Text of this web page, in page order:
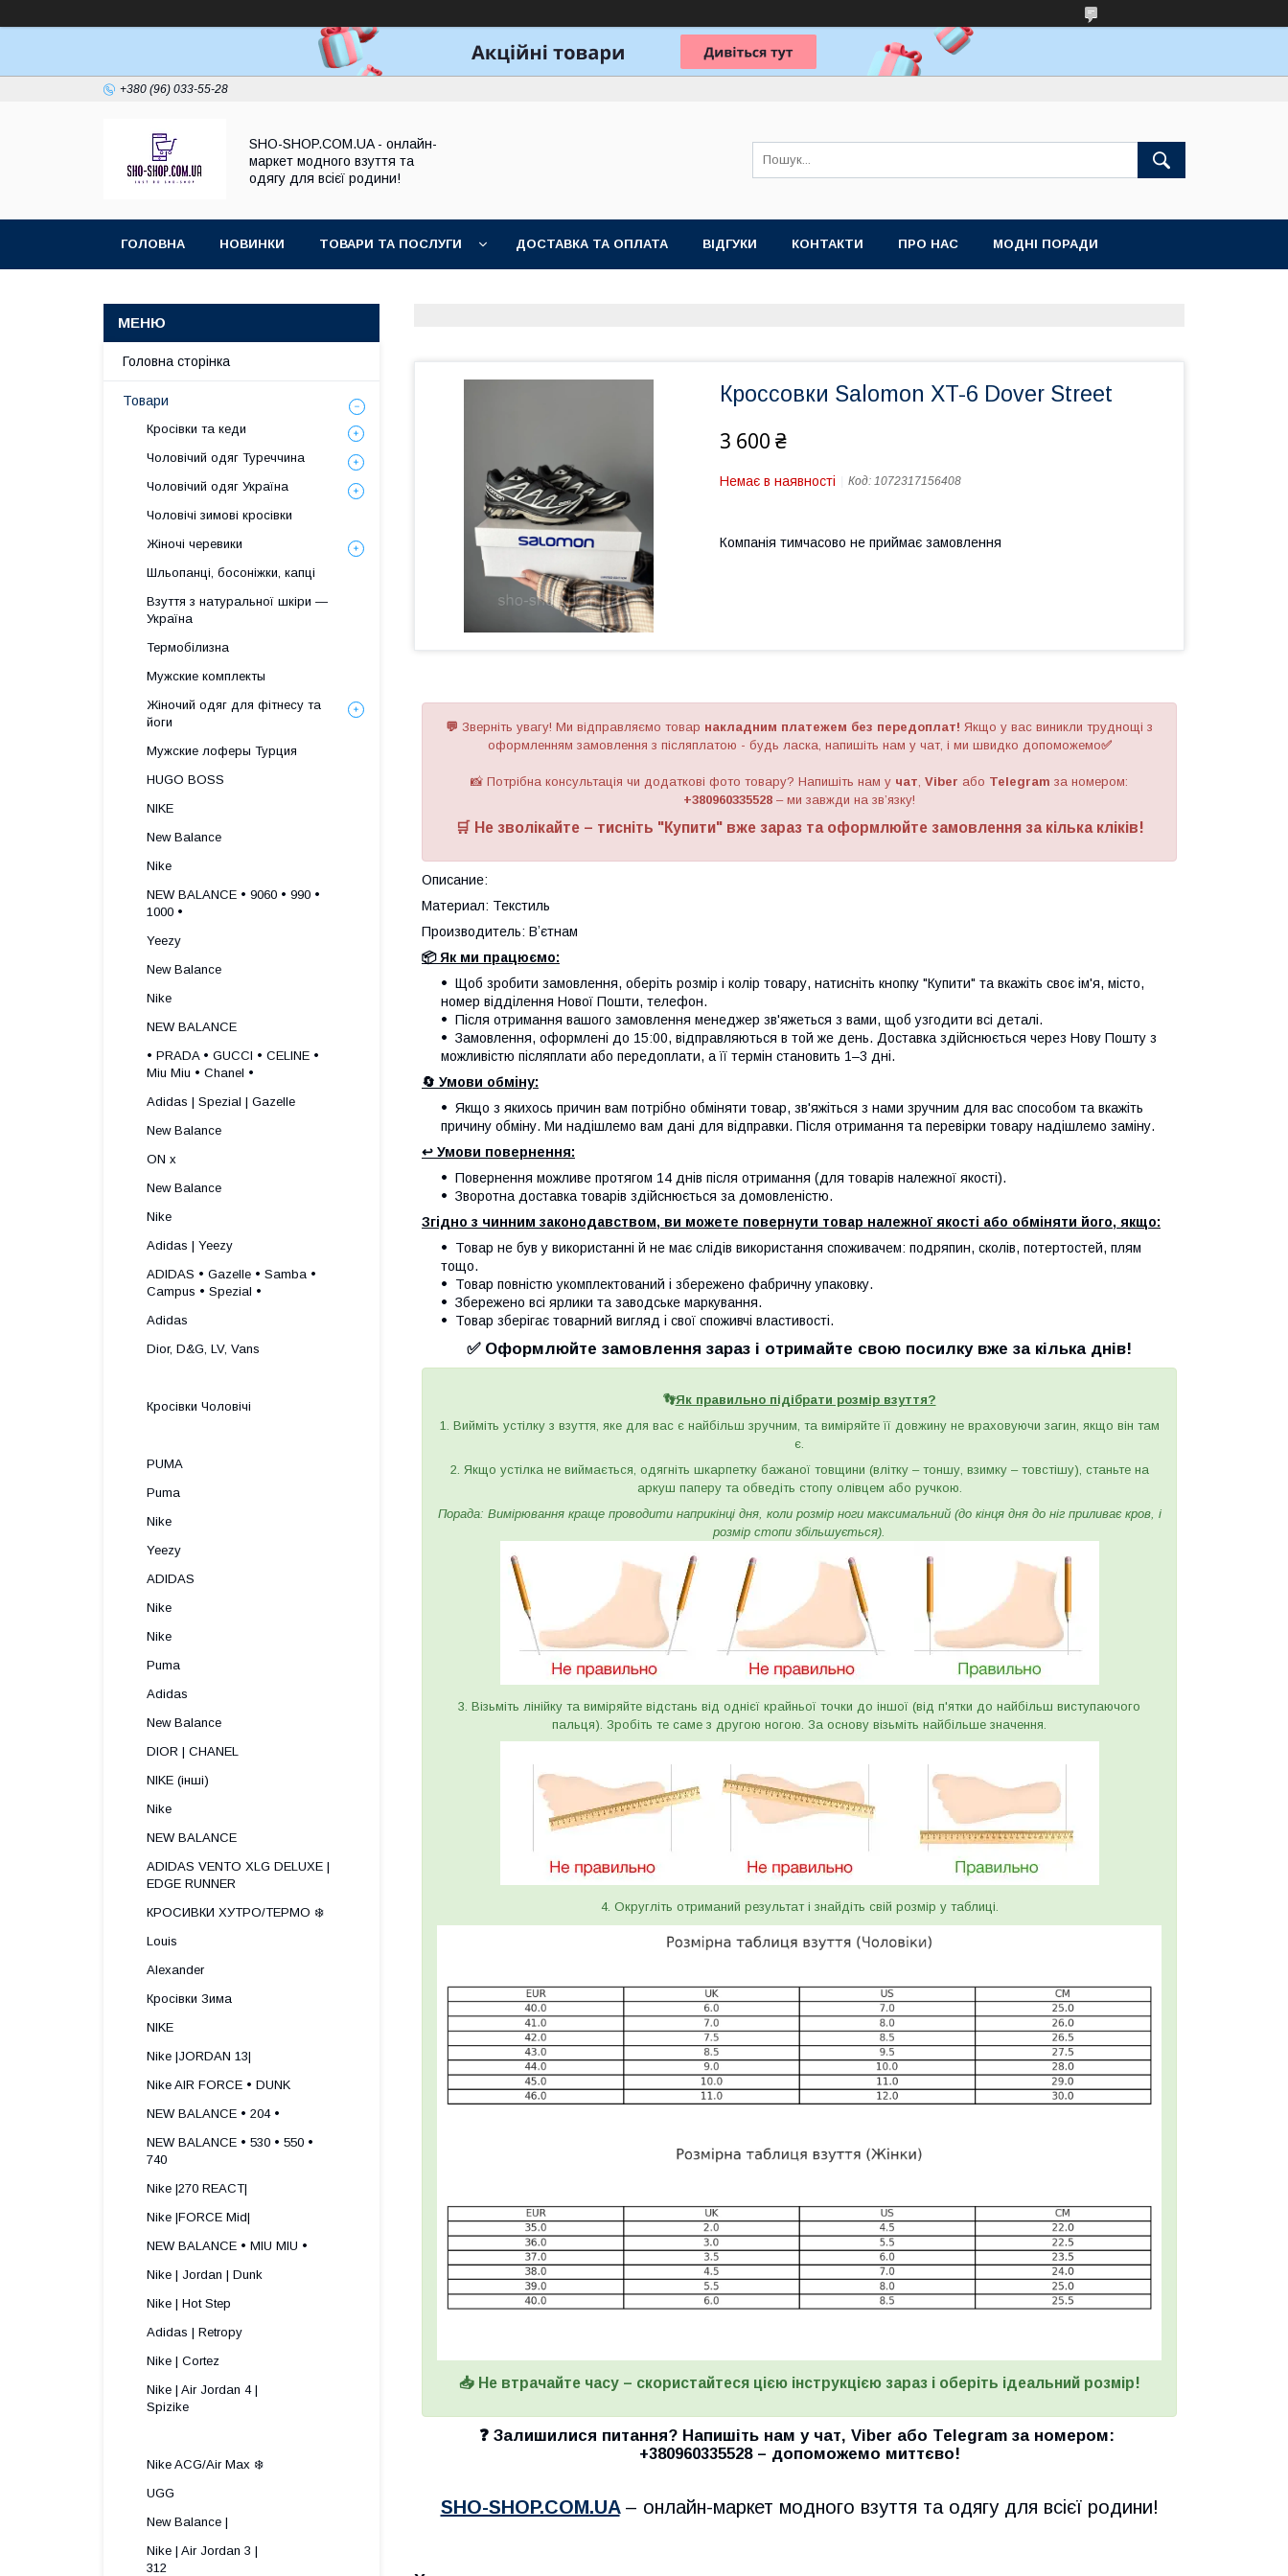
+380 (96) 033-55-28
SHO-SHOP.COM.UA - онлайн-
маркет модного взуття та
одягу для всієї родини!
ГОЛОВНА НОВИНКИ ТОВАРИ ТА ПОСЛУГИ ДОСТАВКА ТА ОПЛАТА ВІДГУКИ КОНТАКТИ ПРО НАС МОДНІ ПОРАДИ
Кроссовки Salomon XT-6 Dover Street
3 600 ₴
Немає в наявності Код: 1072317156408
Компанія тимчасово не приймає замовлення
💬 Зверніть увагу! Ми відправляємо товар накладним платежем без передоплат! Якщо у вас виникли труднощі з
оформленням замовлення з післяплатою - будь ласка, напишіть нам у чат, і ми швидко допоможемо✅
📸 Потрібна консультація чи додаткові фото товару? Напишіть нам у чат, Viber або Telegram за номером:
+380960335528 – ми завжди на зв’язку!
🛒 Не зволікайте – тисніть "Купити" вже зараз та оформлюйте замовлення за кілька кліків!
Описание:
Материал: Текстиль
Производитель: Вʼєтнам
📦 Як ми працюємо:
Щоб зробити замовлення, оберіть розмір і колір товару, натисніть кнопку "Купити" та вкажіть своє ім'я, місто,
номер відділення Нової Пошти, телефон.
Після отримання вашого замовлення менеджер зв'яжеться з вами, щоб узгодити всі деталі.
Замовлення, оформлені до 15:00, відправляються в той же день. Доставка здійснюється через Нову Пошту з
можливістю післяплати або передоплати, а її термін становить 1–3 дні.
🔄 Умови обміну:
Якщо з якихось причин вам потрібно обміняти товар, зв'яжіться з нами зручним для вас способом та вкажіть
причину обміну. Ми надішлемо вам дані для відправки. Після отримання та перевірки товару надішлемо заміну.
↩️ Умови повернення:
Повернення можливе протягом 14 днів після отримання (для товарів належної якості).
Зворотна доставка товарів здійснюється за домовленістю.
Згідно з чинним законодавством, ви можете повернути товар належної якості або обміняти його, якщо:
Товар не був у використанні й не має слідів використання споживачем: подряпин, сколів, потертостей, плям
тощо.
Товар повністю укомплектований і збережено фабричну упаковку.
Збережено всі ярлики та заводське маркування.
Товар зберігає товарний вигляд і свої споживчі властивості.
✅ Оформлюйте замовлення зараз і отримайте свою посилку вже за кілька днів!
👣Як правильно підібрати розмір взуття?
1. Вийміть устілку з взуття, яке для вас є найбільш зручним, та виміряйте її довжину не враховуючи загин, якщо він там
є.
2. Якщо устілка не виймається, одягніть шкарпетку бажаної товщини (влітку – тоншу, взимку – товстішу), станьте на
аркуш паперу та обведіть стопу олівцем або ручкою.
Порада: Вимірювання краще проводити наприкінці дня, коли розмір ноги максимальний (до кінця дня до ніг приливає кров, і
розмір стопи збільшується).
3. Візьміть лінійку та виміряйте відстань від однієї крайньої точки до іншої (від п'ятки до найбільш виступаючого
пальця). Зробіть те саме з другою ногою. За основу візьміть найбільше значення.
4. Округліть отриманий результат і знайдіть свій розмір у таблиці.
📥 Не втрачайте часу – скористайтеся цією інструкцією зараз і оберіть ідеальний розмір!
❓ Залишилися питання? Напишіть нам у чат, Viber або Telegram за номером:
+380960335528– допоможемо миттєво!
SHO-SHOP.COM.UA – онлайн-маркет модного взуття та одягу для всієї родини!
Головна сторінка
Товари
Кросівки та кеди
Чоловічий одяг Туреччина
Чоловічий одяг Україна
Чоловічі зимові кросівки
Жіночі черевики
Шльопанці, босоніжки, капці
Взуття з натуральної шкіри —
Україна
Термобілизна
Мужские комплекты
Жіночий одяг для фітнесу та
йоги
Мужские лоферы Турция
HUGO BOSS
NIKE
New Balance
Nike
NEW BALANCE • 9060 • 990 •
1000 •
Yeezy
New Balance
Nike
NEW BALANCE
• PRADA • GUCCI • CELINE •
Miu Miu • Chanel •
Adidas | Spezial | Gazelle
New Balance
ON x
New Balance
Nike
Adidas | Yeezy
ADIDAS • Gazelle • Samba •
Campus • Spezial •
Adidas
Dior, D&G, LV, Vans
Кросівки Чоловічі
PUMA
Puma
Nike
Yeezy
ADIDAS
Nike
Nike
Puma
Adidas
New Balance
DIOR | CHANEL
NIKE (інші)
Nike
NEW BALANCE
ADIDAS VENTO XLG DELUXE |
EDGE RUNNER
КРОСИВКИ ХУТРО/ТЕРМО ❄️
Louis
Alexander
Кросівки Зима
NIKE
Nike |JORDAN 13|
Nike AIR FORCE • DUNK
NEW BALANCE • 204 •
NEW BALANCE • 530 • 550 •
740
Nike |270 REACT|
Nike |FORCE Mid|
NEW BALANCE • MIU MIU •
Nike | Jordan | Dunk
Nike | Hot Step
Adidas | Retropy
Nike | Cortez
Nike | Air Jordan 4 |
Spizike ​
Nike ACG/Air Max ❄️
UGG
New Balance |
Nike | Air Jordan 3 |
312 ​